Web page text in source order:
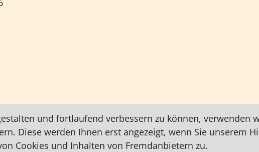
und fortlaufend verbessern zu können, verwenden
Diese werden Ihnen erst angezeigt, wenn Sie unserem
Cookies und Inhalten von Fremdanbietern zu.